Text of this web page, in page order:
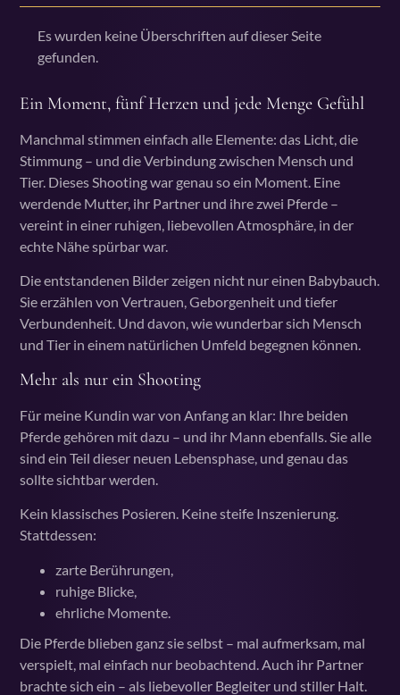
Es wurden keine Überschriften auf dieser Seite
gefunden.
Ein Moment, fünf Herzen und jede Menge Gefühl
Manchmal stimmen einfach alle Elemente: das Licht, die
Stimmung – und die Verbindung zwischen Mensch und
Tier. Dieses Shooting war genau so ein Moment. Eine
werdende Mutter, ihr Partner und ihre zwei Pferde –
vereint in einer ruhigen, liebevollen Atmosphäre, in der
echte Nähe spürbar war.
Die entstandenen Bilder zeigen nicht nur einen Babybauch.
Sie erzählen von Vertrauen, Geborgenheit und tiefer
Verbundenheit. Und davon, wie wunderbar sich Mensch
und Tier in einem natürlichen Umfeld begegnen können.
Mehr als nur ein Shooting
Für meine Kundin war von Anfang an klar: Ihre beiden
Pferde gehören mit dazu – und ihr Mann ebenfalls. Sie alle
sind ein Teil dieser neuen Lebensphase, und genau das
sollte sichtbar werden.
Kein klassisches Posieren. Keine steife Inszenierung.
Stattdessen:
zarte Berührungen,
ruhige Blicke,
ehrliche Momente.
Die Pferde blieben ganz sie selbst – mal aufmerksam, mal
verspielt, mal einfach nur beobachtend. Auch ihr Partner
brachte sich ein – als liebevoller Begleiter und stiller Halt.